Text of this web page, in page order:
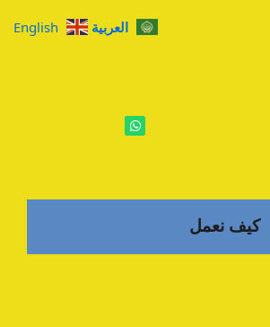
W
h
p
كيف نعمل
العربية English